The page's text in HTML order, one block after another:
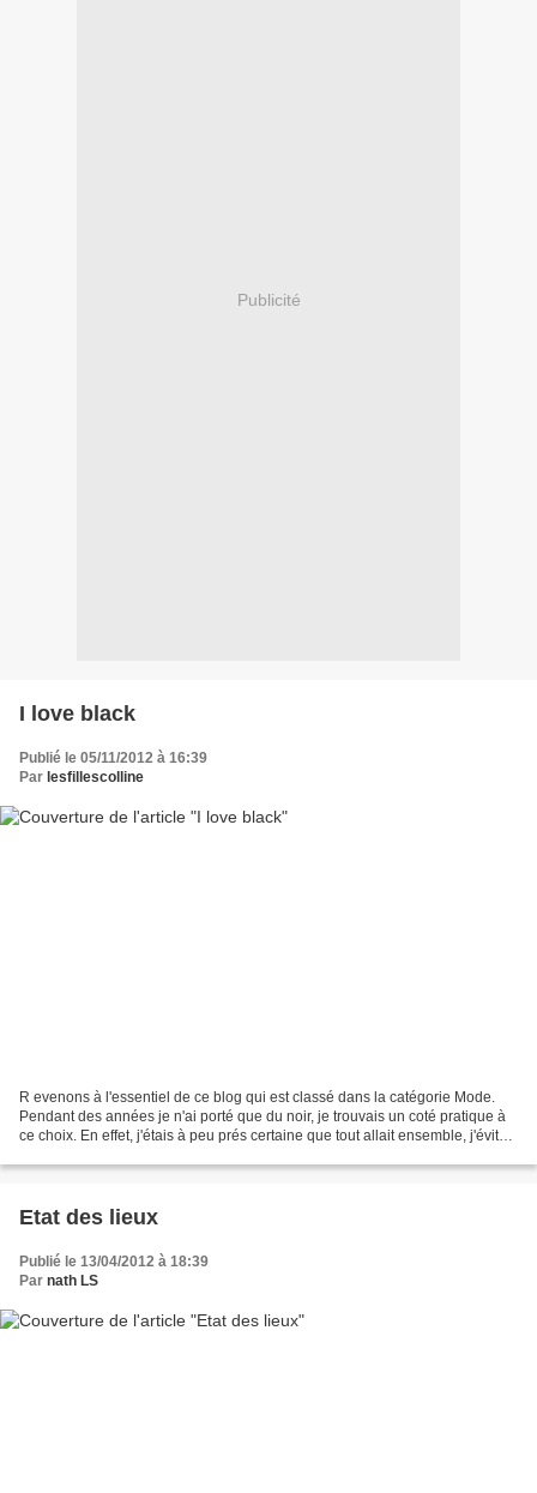
Publicité
I love black
Publié le 05/11/2012 à 16:39
Par lesfillescolline
R evenons à l'essentiel de ce blog qui est classé dans la catégorie Mode.
Pendant des années je n'ai porté que du noir, je trouvais un coté pratique à
ce choix. En effet, j'étais à peu prés certaine que tout allait ensemble, j'évitais
Etat des lieux
Publié le 13/04/2012 à 18:39
Par nath LS